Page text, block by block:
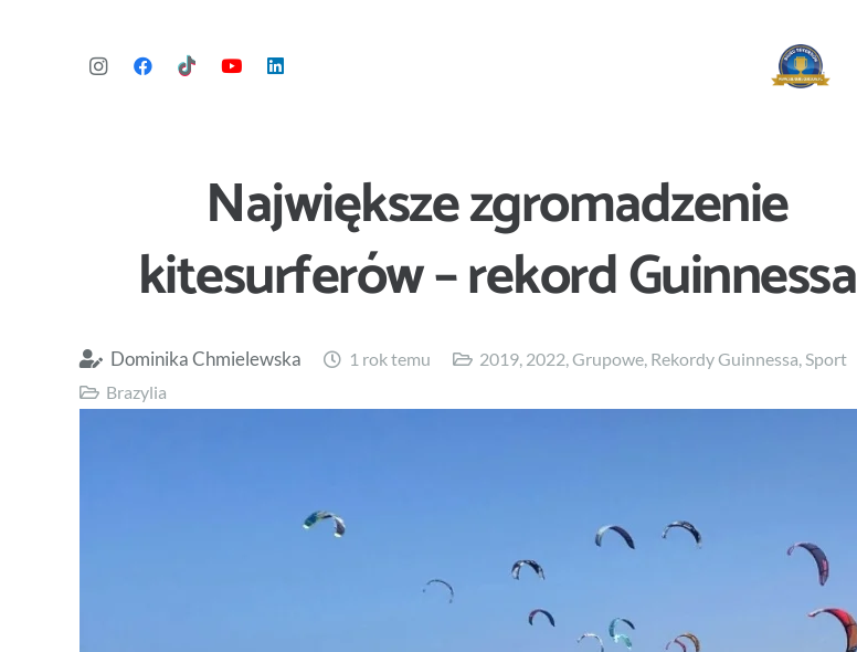
Największe zgromadzenie
kitesurferów – rekord Guinnessa
Dominika Chmielewska 1 rok temu 2019 2022 ,Grupowe Rekordy Guinnessa Sport
Brazylia